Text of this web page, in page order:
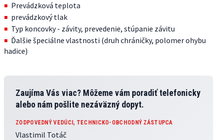
Prevádzková teplota
prevádzkový tlak
Typ koncovky - závity, prevedenie, stúpanie závitu
Ďalšie špeciálne vlastnosti (druh chráničky, polomer ohybu
hadice)
Zaujíma Vás viac? Môžeme vám poradiť telefonicky
alebo nám pošlite nezáväzný dopyt.
ZODPOVEDNÝ VEDÚCI, TECHNICKO-OBCHODNÝ ZÁSTUPCA
Vlastimil Totáč